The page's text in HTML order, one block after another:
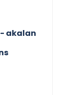
akalan